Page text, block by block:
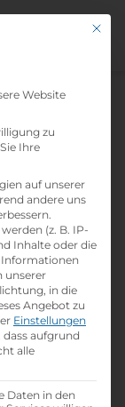
Mit
Website
zu
Ihre
auf unserer
andere uns
(z. B. IP-
Inhalte oder die
unserer
in die
Angebot zu
Einstellungen
dass aufgrund
alle
Daten in den